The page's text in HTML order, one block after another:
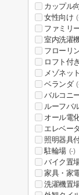
カップル
女性向け
ファミリ
室内洗濯
フローリ
ロフト付き
メゾネット
ベランダ
バルコニ
ルーフバ
オール電
エレベー
照明器具
駐輪場 (-)
バイク置
家具・家
洗濯機置